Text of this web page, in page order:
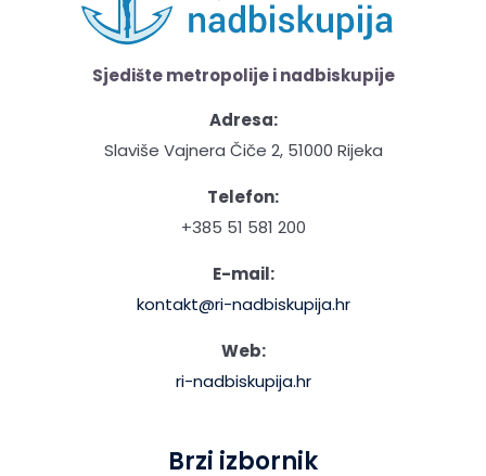
Sjedište metropolije i nadbiskupije
Adresa:
Slaviše Vajnera Čiče 2, 51000 Rijeka
Telefon:
+385 51 581 200
E-mail:
kontakt@ri-nadbiskupija.hr
Web:
ri-nadbiskupija.hr
Brzi izbornik